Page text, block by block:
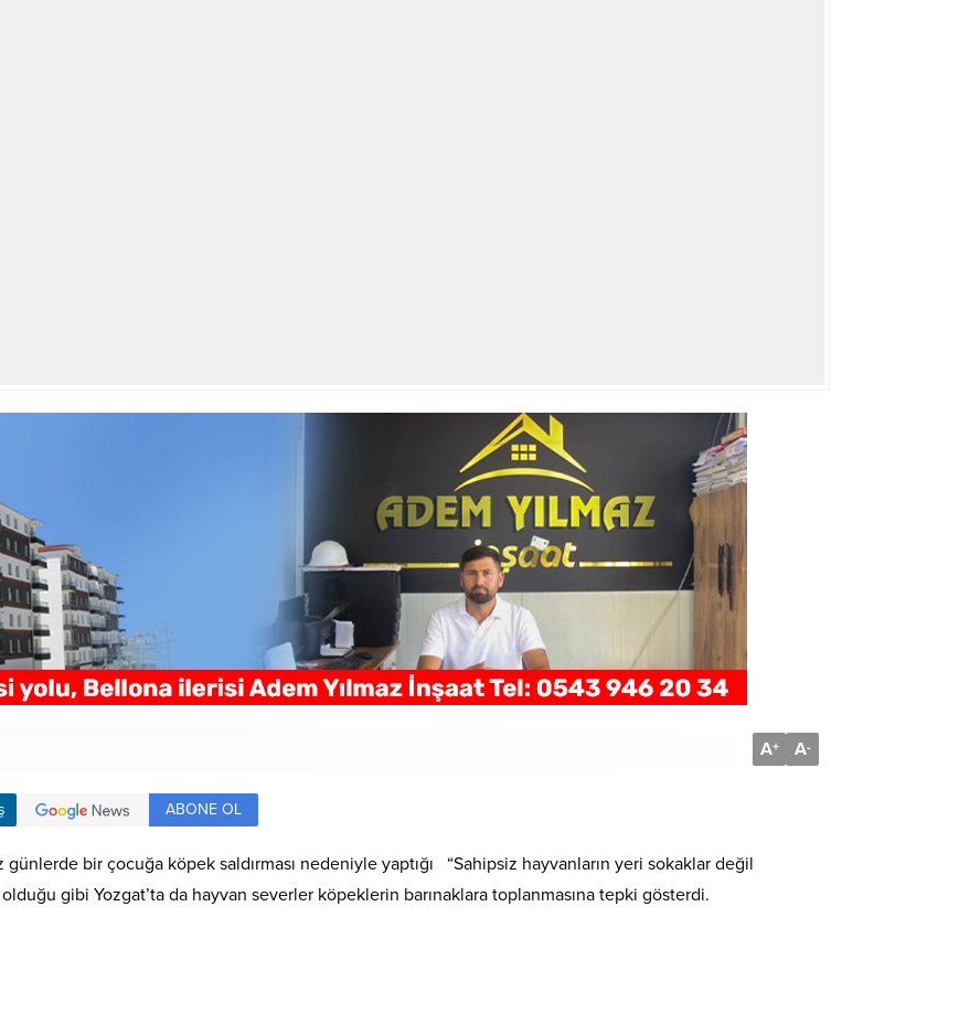
A+ A-
ABONE OL
günlerde bir çocuğa köpek saldırması nedeniyle yaptığı “Sahipsiz hayvanların yeri sokaklar değil
olduğu gibi Yozgat’ta da hayvan severler köpeklerin barınaklara toplanmasına tepki gösterdi.